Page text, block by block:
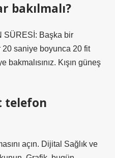
bakılmalı?
SÜRESİ: Başka bir
saniye boyunca 20 fit
Kışın güneş
telefon
açın. Dijital Sağlık ve